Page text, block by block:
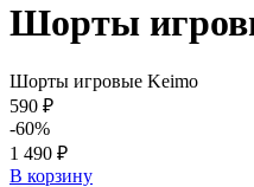
Шорты
Шорты игровые Keimo
590 ₽
-60%
1 490 ₽
В корзину